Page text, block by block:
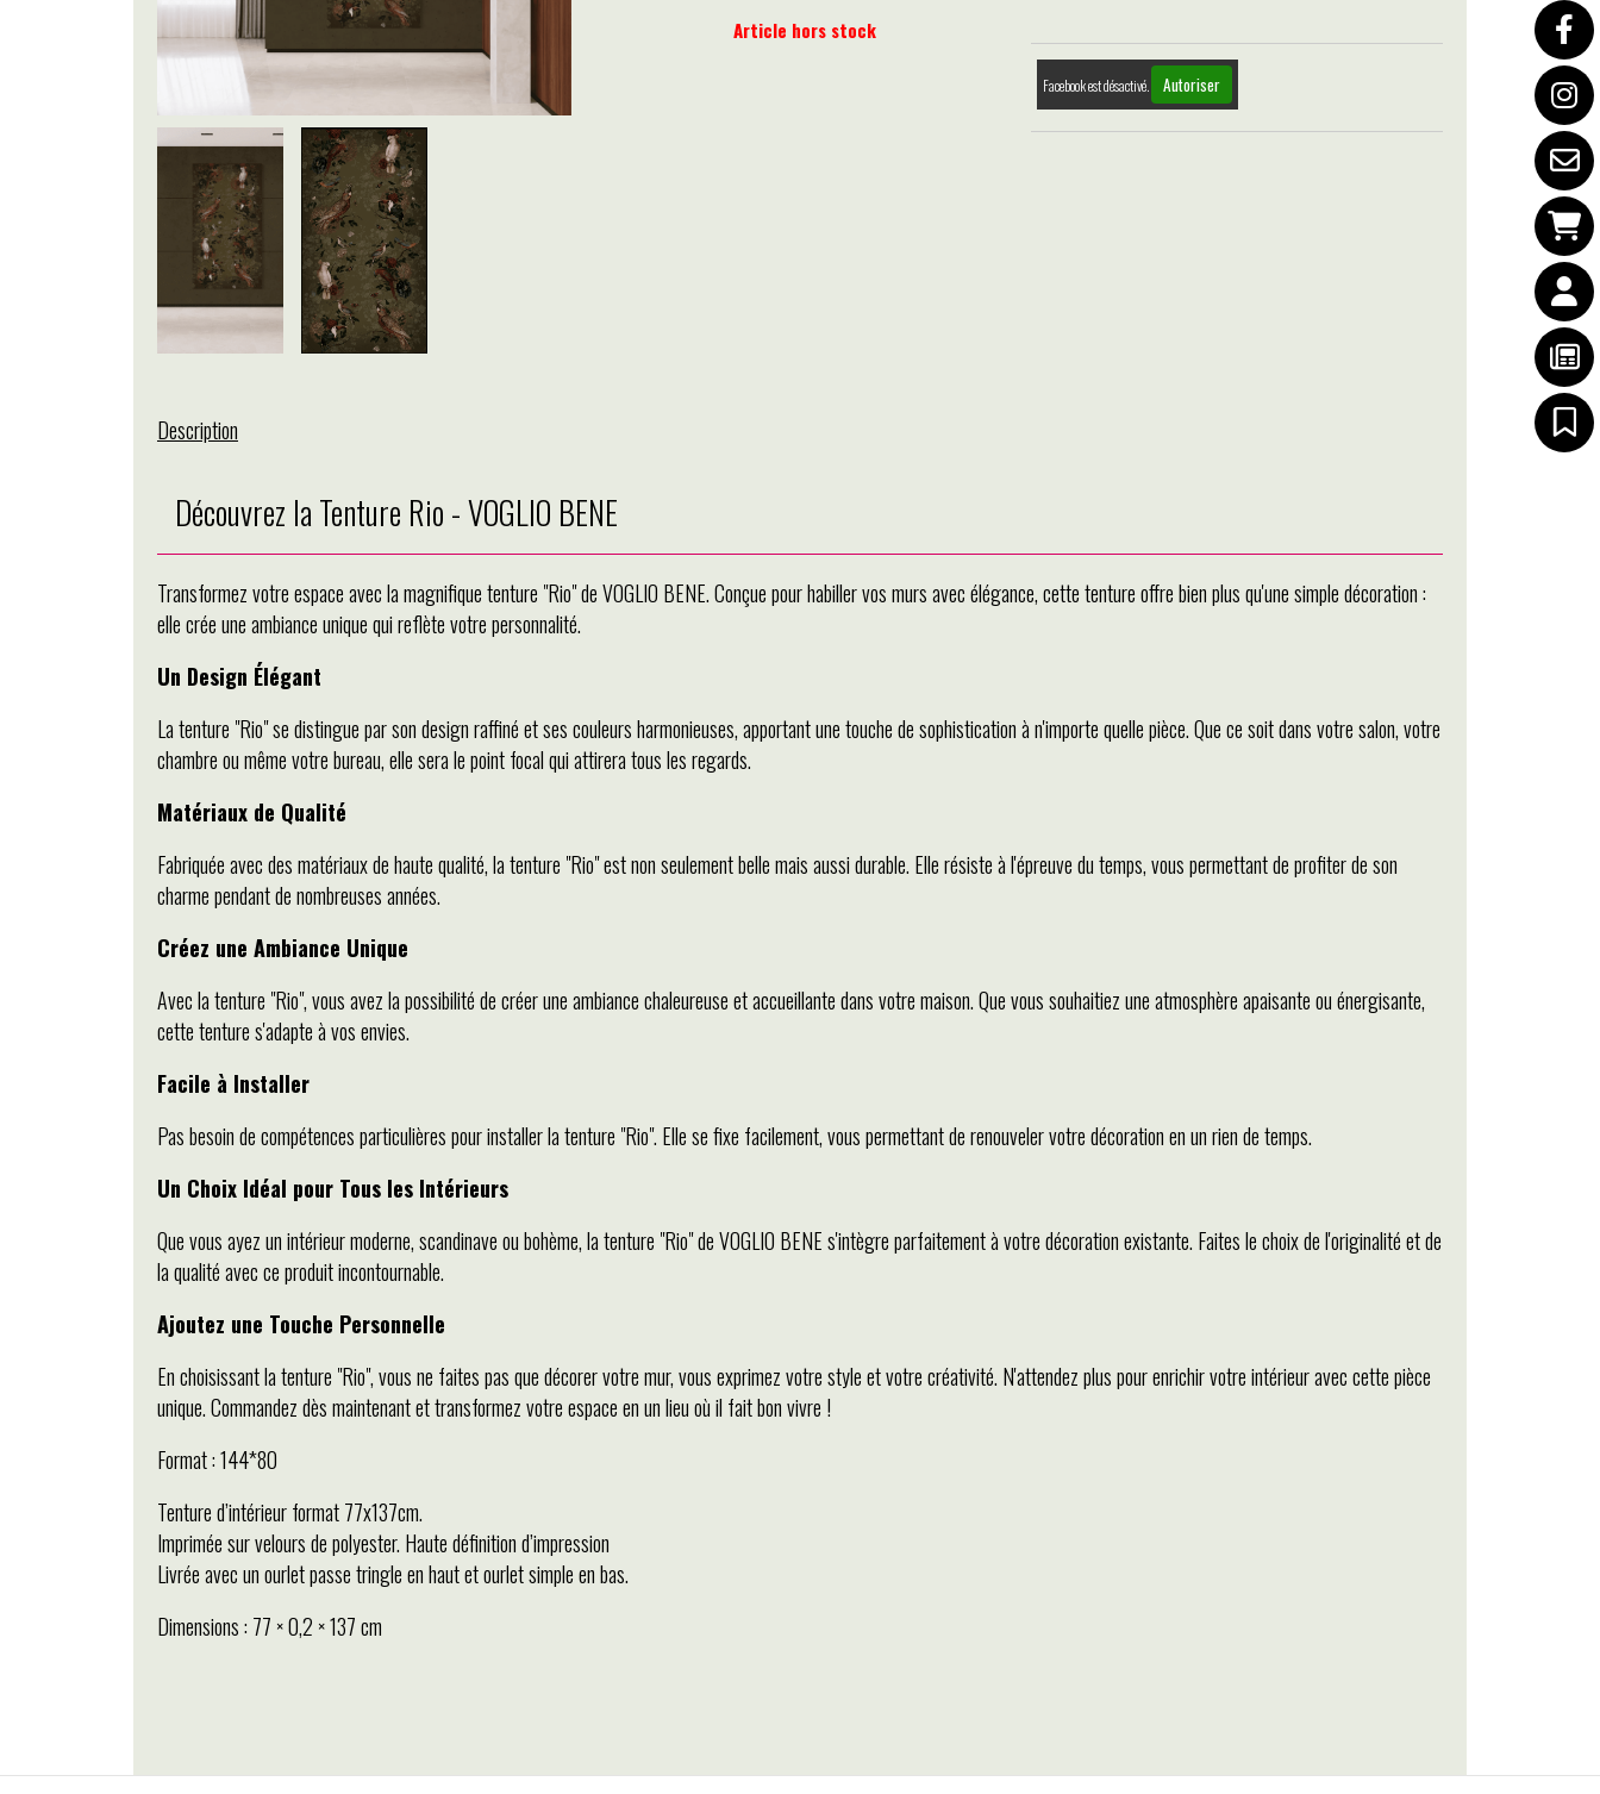
Article hors stock
Facebook est désactivé. Autoriser
Description
Découvrez la Tenture Rio - VOGLIO BENE
Transformez votre espace avec la magnifique tenture "Rio" de VOGLIO BENE. Conçue pour habiller vos murs avec élégance, cette tenture offre bien plus qu'une simple décoration :
elle crée une ambiance unique qui reflète votre personnalité.
Un Design Élégant
La tenture "Rio" se distingue par son design raffiné et ses couleurs harmonieuses, apportant une touche de sophistication à n'importe quelle pièce. Que ce soit dans votre salon, votre
chambre ou même votre bureau, elle sera le point focal qui attirera tous les regards.
Matériaux de Qualité
Fabriquée avec des matériaux de haute qualité, la tenture "Rio" est non seulement belle mais aussi durable. Elle résiste à l'épreuve du temps, vous permettant de profiter de son
charme pendant de nombreuses années.
Créez une Ambiance Unique
Avec la tenture "Rio", vous avez la possibilité de créer une ambiance chaleureuse et accueillante dans votre maison. Que vous souhaitiez une atmosphère apaisante ou énergisante,
cette tenture s'adapte à vos envies.
Facile à Installer
Pas besoin de compétences particulières pour installer la tenture "Rio". Elle se fixe facilement, vous permettant de renouveler votre décoration en un rien de temps.
Un Choix Idéal pour Tous les Intérieurs
Que vous ayez un intérieur moderne, scandinave ou bohème, la tenture "Rio" de VOGLIO BENE s'intègre parfaitement à votre décoration existante. Faites le choix de l'originalité et de
la qualité avec ce produit incontournable.
Ajoutez une Touche Personnelle
En choisissant la tenture "Rio", vous ne faites pas que décorer votre mur, vous exprimez votre style et votre créativité. N'attendez plus pour enrichir votre intérieur avec cette pièce
unique. Commandez dès maintenant et transformez votre espace en un lieu où il fait bon vivre !
Format : 144*80
Tenture d’intérieur format 77x137cm.
Imprimée sur velours de polyester. Haute définition d’impression
Livrée avec un ourlet passe tringle en haut et ourlet simple en bas.
Dimensions : 77 × 0,2 × 137 cm